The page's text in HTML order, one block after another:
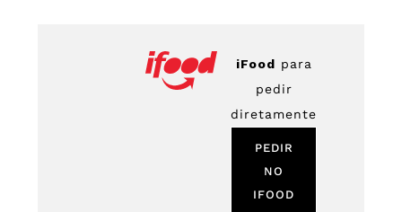
iFood para
pedir
diretamente
PEDIR
NO
IFOOD